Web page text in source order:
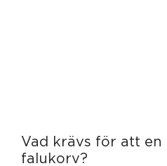
Vad krävs för att en
falukorv?